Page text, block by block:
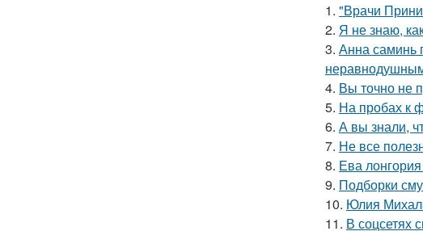
1. "Врачи
2. Я не знаю,
3. Анна саминь
4. Вы точно не
5. На пробах к
6. А вы знали,
7. Не все
8. Ева
9. Подборки
10. Юлия
11. В соцсетях